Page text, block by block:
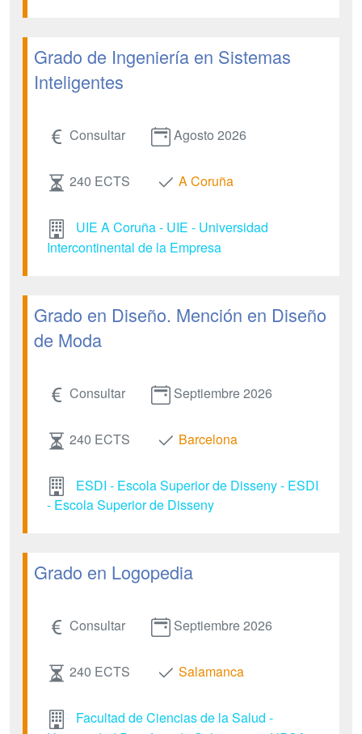
Grado de Ingeniería en Sistemas
Inteligentes
Consultar Agosto 2026
240 ECTS A Coruña
UIE A Coruña - UIE - Universidad
Intercontinental de la Empresa
Grado en Diseño. Mención en Diseño
de Moda
Consultar Septiembre 2026
240 ECTS Barcelona
ESDI - Escola Superior de Disseny - ESDI
- Escola Superior de Disseny
Grado en Logopedia
Consultar Septiembre 2026
240 ECTS Salamanca
Facultad de Ciencias de la Salud -